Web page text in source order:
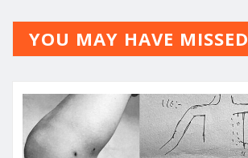
YOU MAY HAVE MISSED